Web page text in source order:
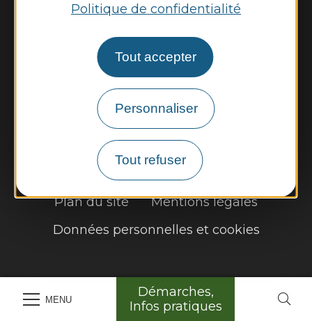
Politique de confidentialité
Tout accepter
Personnaliser
Tout refuser
MENU
Démarches,
Infos pratiques
Météo
Vie municipale
Démarches, infos pratiques
Plan du site
Mentions légales
Données personnelles et cookies